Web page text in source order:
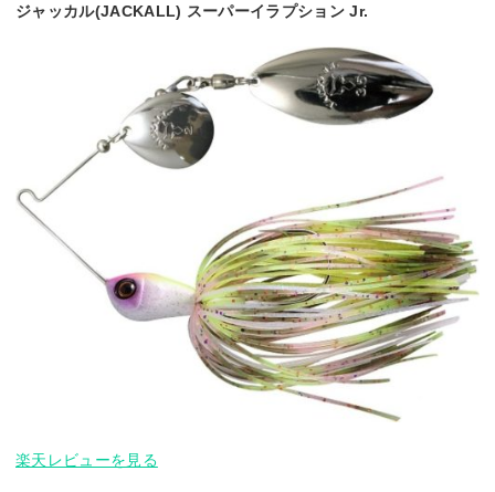
ジャッカル(JACKALL) スーパーイラプション Jr.
楽天レビューを見る